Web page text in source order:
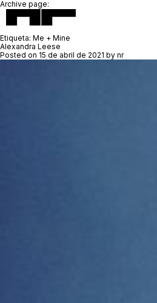
Archive page:
Etiqueta: Me + Mine
Alexandra Leese
Posted on 15 de abril de 2021 by nr